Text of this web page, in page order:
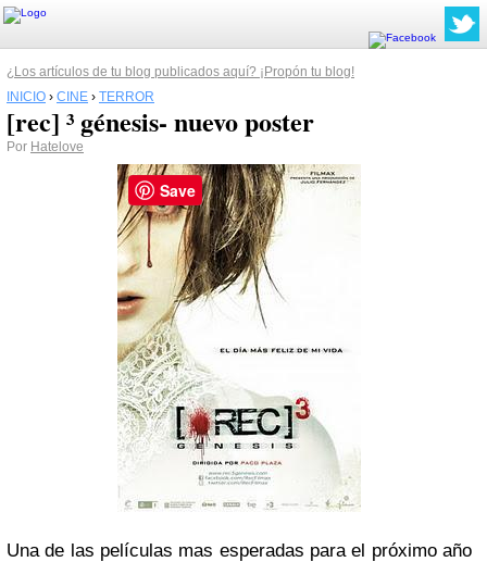
¿Los artículos de tu blog publicados aquí? ¡Propón tu blog!
INICIO › CINE › TERROR
[rec] ³ génesis- nuevo poster
Por Hatelove
Una de las películas mas esperadas para el próximo año
Save